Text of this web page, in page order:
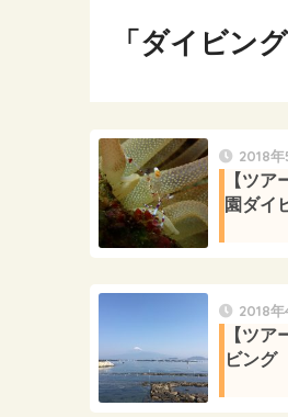
「ダイビン
2018年
【ツ
園ダイ
2018年
【ツア
ビング